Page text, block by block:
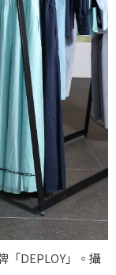
「DEPLOY」。攝